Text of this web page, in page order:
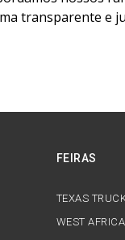
transparente e
FEIRAS
TEXAS
WEST